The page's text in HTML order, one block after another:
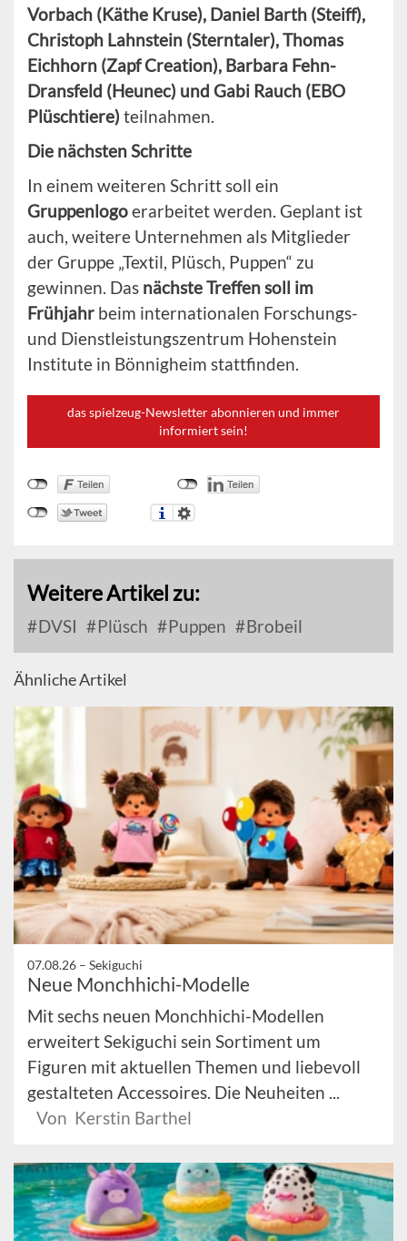
Vorbach (Käthe Kruse), Daniel Barth (Steiff),
Christoph Lahnstein (Sterntaler), Thomas
Eichhorn (Zapf Creation), Barbara Fehn-
Dransfeld (Heunec) und Gabi Rauch (EBO
Plüschtiere) teilnahmen.
Die nächsten Schritte
In einem weiteren Schritt soll ein
Gruppenlogoerarbeitet werden. Geplant ist
auch, weitere Unternehmen als Mitglieder
der Gruppe „Textil, Plüsch, Puppen“ zu
gewinnen. Das nächste Treffen soll im
Frühjahr beim internationalen Forschungs-
und Dienstleistungszentrum Hohenstein
Institute in Bönnigheim stattfinden.
das spielzeug-Newsletter abonnieren und immer
informiert sein!
Weitere Artikel zu:
DVSI Plüsch Puppen Brobeil
Ähnliche Artikel
07.08.26 – Sekiguchi
Neue Monchhichi-Modelle
Mit sechs neuen Monchhichi-Modellen
erweitert Sekiguchi sein Sortiment um
Figuren mit aktuellen Themen und liebevoll
gestalteten Accessoires. Die Neuheiten ...
Von Kerstin Barthel